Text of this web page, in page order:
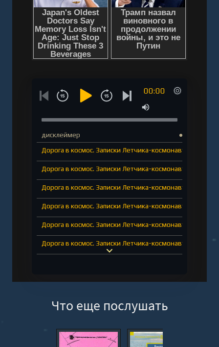
00:00
дисклеймер
Дорога в космос. Записки Летчика-космонавта СССР
Дорога в космос. Записки Летчика-космонавта СССР
Дорога в космос. Записки Летчика-космонавта СССР
Дорога в космос. Записки Летчика-космонавта СССР
Дорога в космос. Записки Летчика-космонавта СССР
Дорога в космос. Записки Летчика-космонавта СССР
Дорога в космос. Записки Летчика-космонавта СССР
Дорога в космос. Записки Летчика-космонавта СССР
Что еще послушать